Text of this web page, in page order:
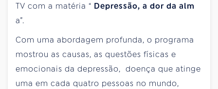
TV com a matéria “ Depressão, a dor da alm
a”.
Com uma abordagem profunda, o programa
mostrou as causas, as questões físicas e
emocionais da depressão, doença que atinge
uma em cada quatro pessoas no mundo,